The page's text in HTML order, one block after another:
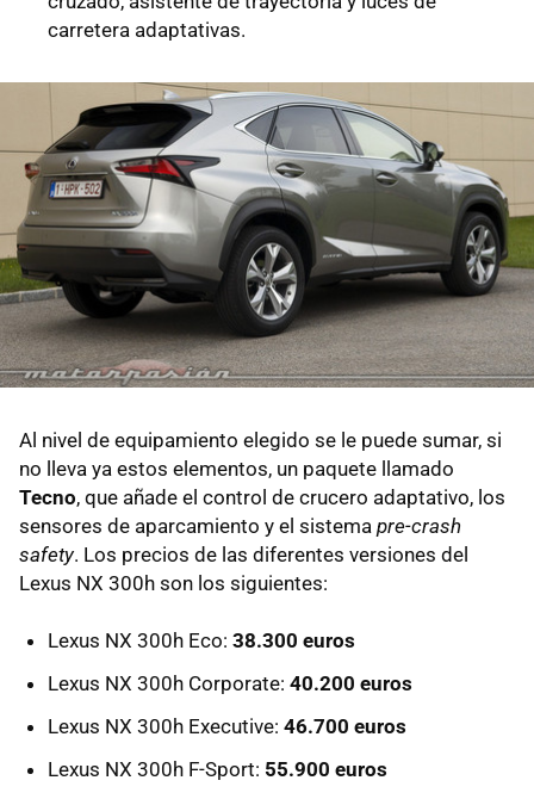
carretera adaptativas.
Al nivel de equipamiento elegido se le puede sumar, si
no lleva ya estos elementos, un paquete llamado
Tecno, que añade el control de crucero adaptativo, los
sensores de aparcamiento y el sistema pre-crash
safety. Los precios de las diferentes versiones del
Lexus NX 300h son los siguientes:
Lexus NX 300h Eco: 38.300 euros
Lexus NX 300h Corporate: 40.200 euros
Lexus NX 300h Executive: 46.700 euros
Lexus NX 300h F-Sport: 55.900 euros